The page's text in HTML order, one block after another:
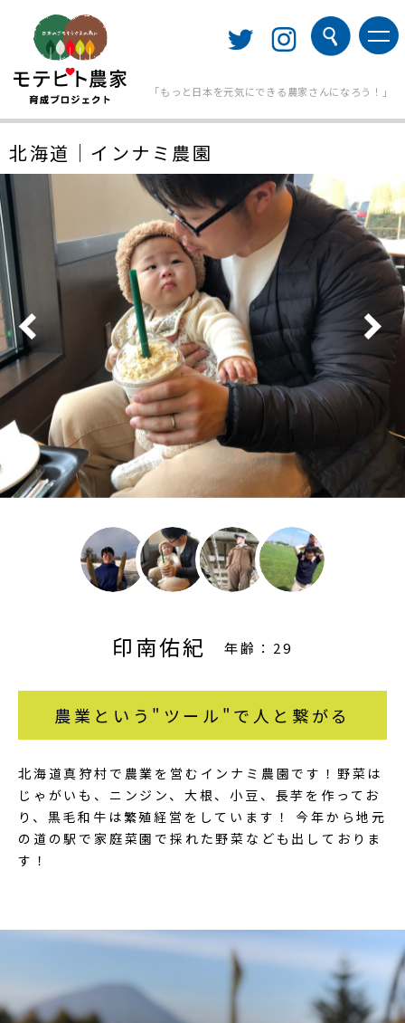
「もっと日本を元気にできる農家さんになろう！」
北海道｜インナミ農園
印南佑紀 年齢：29
農業という"ツール"で人と繋がる
北海道真狩村で農業を営むインナミ農園です！野菜は
じゃがいも、ニンジン、大根、小豆、長芋を作ってお
り、黒毛和牛は繁殖経営をしています！ 今年から地元
の道の駅で家庭菜園で採れた野菜なども出しておりま
す！